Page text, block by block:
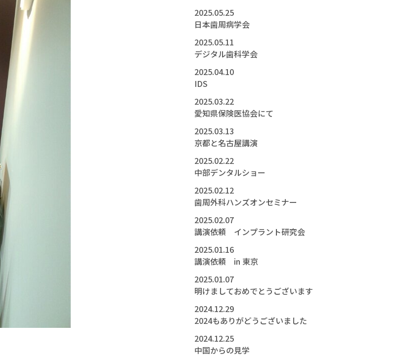
2025.05.25
日本歯周病学会
2025.05.11
デジタル歯科学会
2025.04.10
IDS
2025.03.22
愛知県保険医協会にて
2025.03.13
京都と名古屋講演
2025.02.22
中部デンタルショー
2025.02.12
歯周外科ハンズオンセミナー
2025.02.07
講演依頼 インプラント研究会
2025.01.16
講演依頼 in 東京
2025.01.07
明けましておめでとうございます
2024.12.29
2024もありがどうございました
2024.12.25
中国からの見学